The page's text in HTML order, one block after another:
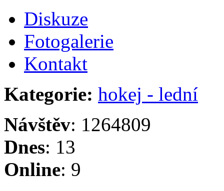
Diskuze
Fotogalerie
Kontakt
Kategorie: hokej - lední
Návštěv: 1264809
Dnes: 13
Online: 9